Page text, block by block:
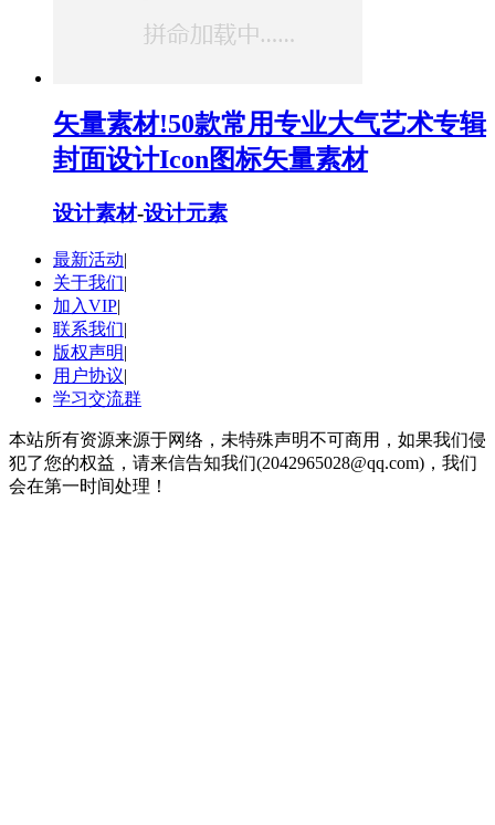
矢量素材!50款常用专业大气艺术专辑
封面设计Icon图标矢量素材
设计素材-设计元素
最新活动|
关于我们|
加入VIP|
联系我们|
版权声明|
用户协议|
学习交流群
本站所有资源来源于网络，未特殊声明不可商用，如果我们侵
犯了您的权益，请来信告知我们(2042965028@qq.com)，我们
会在第一时间处理！